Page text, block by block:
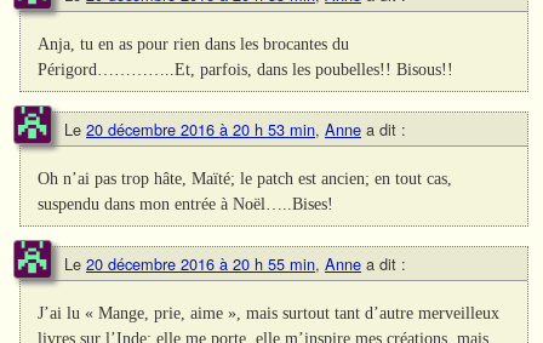
Anja, tu en as pour rien dans les brocantes du
Périgord…………..Et, parfois, dans les poubelles!! Bisous!!
Le 20 décembre 2016 à 20 h 53 min, Anne a dit :
Oh n’ai pas trop hâte, Maïté; le patch est ancien; en tout cas,
suspendu dans mon entrée à Noël…..Bises!
Le 20 décembre 2016 à 20 h 55 min, Anne a dit :
J’ai lu « Mange, prie, aime », mais surtout tant d’autre merveilleux
livres sur l’Inde; elle me porte, elle m’inspire mes créations, mais